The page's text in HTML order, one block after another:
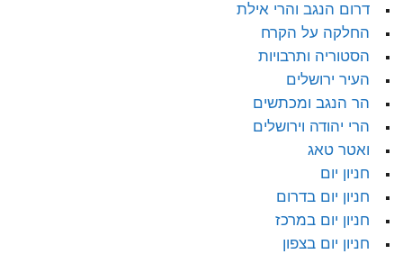
דרום הנגב והרי אילת
החלקה על הקרח
הסטוריה ותרבויות
העיר ירושלים
הר הנגב ומכתשים
הרי יהודה וירושלים
ואטר טאג
חניון יום
חניון יום בדרום
חניון יום במרכז
חניון יום בצפון